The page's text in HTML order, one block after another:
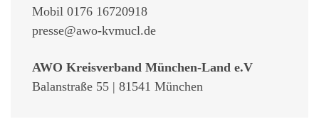
Mobil 0176 16720918
presse@awo-kvmucl.de
AWO Kreisverband München-Land e.V
Balanstraße 55 | 81541 München